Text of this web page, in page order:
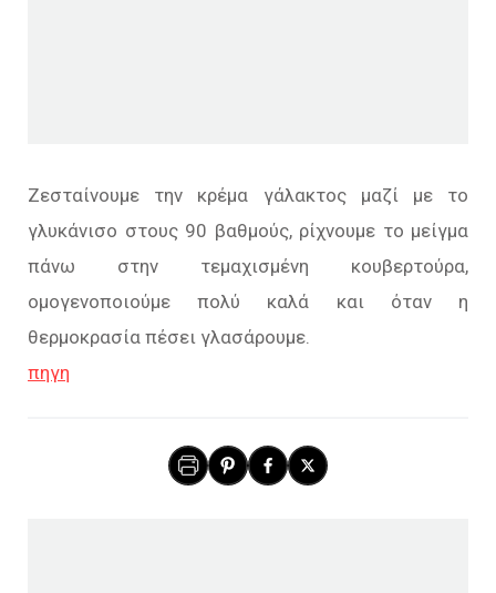
Ζεσταίνουμε την κρέμα γάλακτος μαζί με το
γλυκάνισο στους 90 βαθμούς, ρίχνουμε το μείγμα
πάνω στην τεμαχισμένη κουβερτούρα,
ομογενοποιούμε πολύ καλά και όταν η
θερμοκρασία πέσει γλασάρουμε.
πηγη